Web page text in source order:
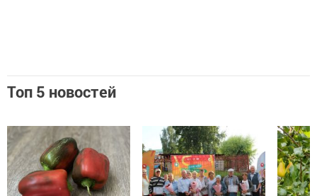
Топ 5 новостей